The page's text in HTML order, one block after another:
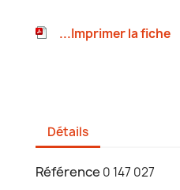
...Imprimer la fiche
Détails
Référence 0 147 027